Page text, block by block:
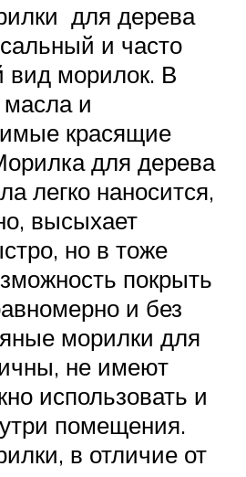
для дерева
и часто
вид морилок. В
масла и
красящие
для дерева
легко наносится,
высыхает
но в тоже
покрыть
и без
морилки для
не имеют
использовать и
помещения.
в отличие от